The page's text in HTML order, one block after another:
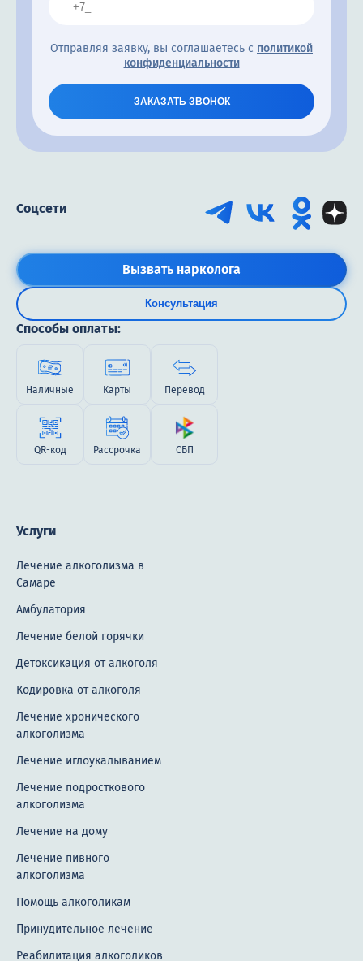
Отправляя заявку, вы соглашаетесь с политикой
конфиденциальности
ЗАКАЗАТЬ ЗВОНОК
Соцсети
Вызвать нарколога
Консультация
Способы оплаты:
Наличные Карты Перевод
QR-код Рассрочка СБП
Услуги
Лечение алкоголизма в
Самаре
Амбулатория
Лечение белой горячки
Детоксикация от алкоголя
Кодировка от алкоголя
Лечение хронического
алкоголизма
Лечение иглоукалыванием
Лечение подросткового
алкоголизма
Лечение на дому
Лечение пивного
алкоголизма
Помощь алкоголикам
Принудительное лечение
Реабилитация алкоголиков